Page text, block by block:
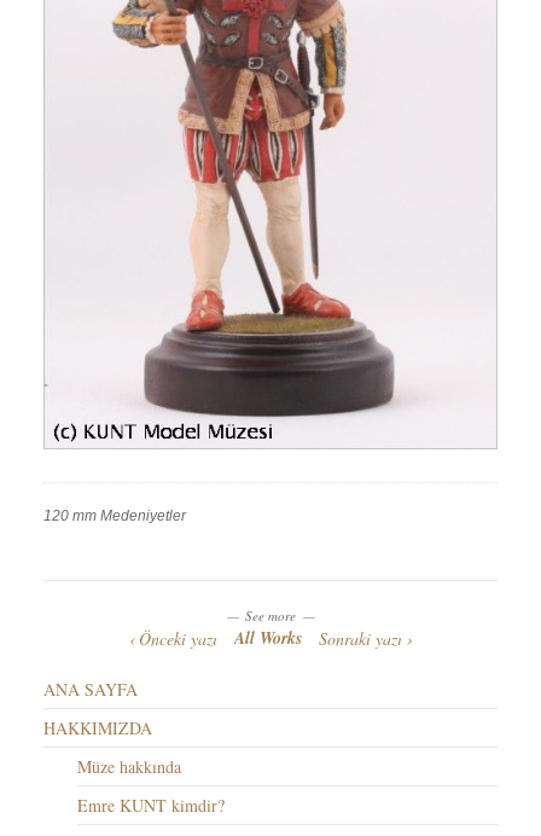
Work
120 mm Medeniyetler
See more
Önceki yazı All Works Sonraki yazı
ANA SAYFA
HAKKIMIZDA
Müze hakkında
Emre KUNT kimdir?